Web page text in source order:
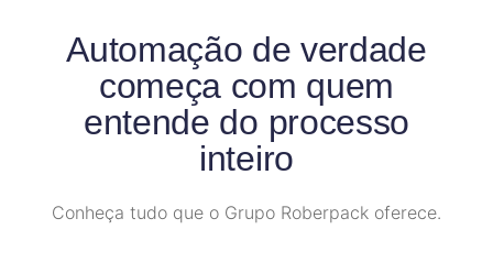
Automação de verdade
começa com quem
entende do processo
inteiro
Conheça tudo que o Grupo Roberpack oferece.